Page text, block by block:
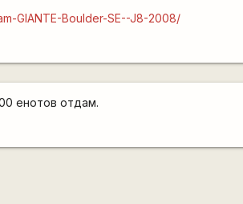
GIANTE-Boulder-SE--J8-2008/
енотов отдам.